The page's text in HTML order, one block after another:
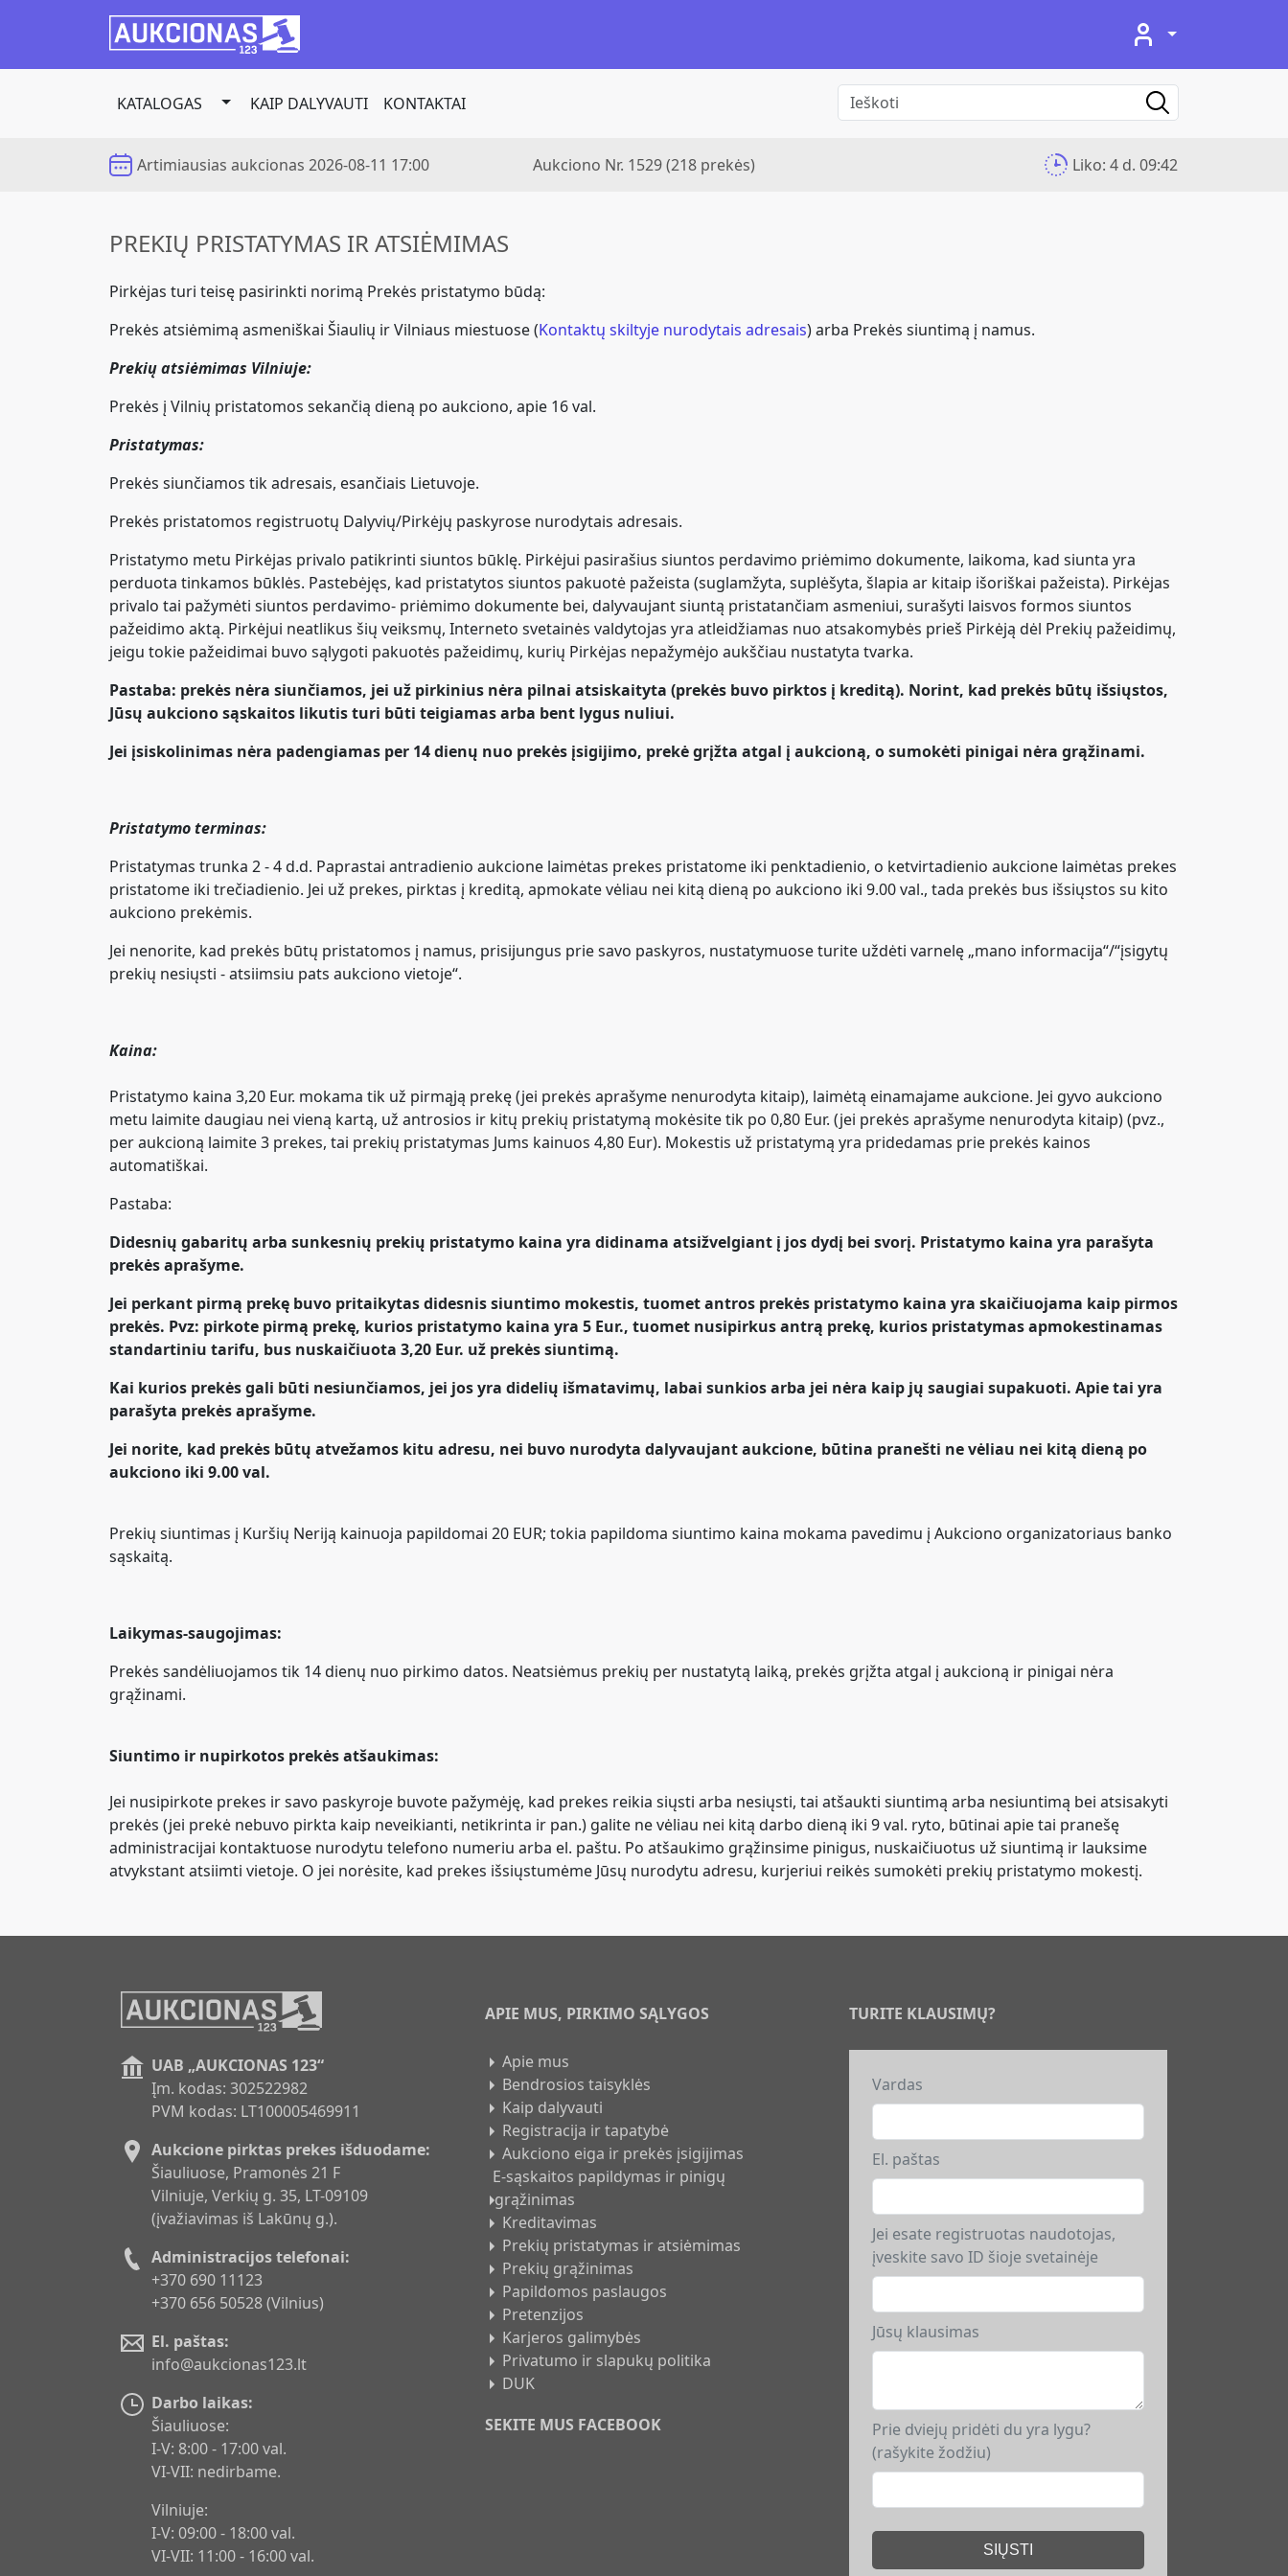
KATALOGAS Toggle Dropdown
KAIP DALYVAUTI KONTAKTAI
Artimiausias aukcionas 2026-08-11 17:00 Aukciono Nr. 1529(218 prekės) Liko: 4 d. 09:42
PREKIŲ PRISTATYMAS IR ATSIĖMIMAS
Pirkėjas turi teisę pasirinkti norimą Prekės pristatymo būdą:
Prekės atsiėmimą asmeniškai Šiaulių ir Vilniaus miestuose (Kontaktų skiltyje nurodytais adresais) arba Prekės siuntimą į namus.
Prekių atsiėmimas Vilniuje:
Prekės į Vilnių pristatomos sekančią dieną po aukciono, apie 16 val.
Pristatymas:
Prekės siunčiamos tik adresais, esančiais Lietuvoje.
Prekės pristatomos registruotų Dalyvių/Pirkėjų paskyrose nurodytais adresais.
Pristatymo metu Pirkėjas privalo patikrinti siuntos būklę. Pirkėjui pasirašius siuntos perdavimo priėmimo dokumente, laikoma, kad siunta yra
perduota tinkamos būklės. Pastebėjęs, kad pristatytos siuntos pakuotė pažeista (suglamžyta, suplėšyta, šlapia ar kitaip išoriškai pažeista). Pirkėjas
privalo tai pažymėti siuntos perdavimo- priėmimo dokumente bei, dalyvaujant siuntą pristatančiam asmeniui, surašyti laisvos formos siuntos
pažeidimo aktą. Pirkėjui neatlikus šių veiksmų, Interneto svetainės valdytojas yra atleidžiamas nuo atsakomybės prieš Pirkėją dėl Prekių pažeidimų,
jeigu tokie pažeidimai buvo sąlygoti pakuotės pažeidimų, kurių Pirkėjas nepažymėjo aukščiau nustatyta tvarka.
Pastaba: prekės nėra siunčiamos, jei už pirkinius nėra pilnai atsiskaityta (prekės buvo pirktos į kreditą). Norint, kad prekės būtų išsiųstos,
Jūsų aukciono sąskaitos likutis turi būti teigiamas arba bent lygus nuliui.
Jei įsiskolinimas nėra padengiamas per 14 dienų nuo prekės įsigijimo, prekė grįžta atgal į aukcioną, o sumokėti pinigai nėra grąžinami.
Pristatymo terminas:
Pristatymas trunka 2 - 4 d.d. Paprastai antradienio aukcione laimėtas prekes pristatome iki penktadienio, o ketvirtadienio aukcione laimėtas prekes
pristatome iki trečiadienio. Jei už prekes, pirktas į kreditą, apmokate vėliau nei kitą dieną po aukciono iki 9.00 val., tada prekės bus išsiųstos su kito
aukciono prekėmis.
Jei nenorite, kad prekės būtų pristatomos į namus, prisijungus prie savo paskyros, nustatymuose turite uždėti varnelę „mano informacija“/“įsigytų
prekių nesiųsti - atsiimsiu pats aukciono vietoje“.
Kaina:
Pristatymo kaina 3,20 Eur. mokama tik už pirmąją prekę (jei prekės aprašyme nenurodyta kitaip), laimėtą einamajame aukcione. Jei gyvo aukciono
metu laimite daugiau nei vieną kartą, už antrosios ir kitų prekių pristatymą mokėsite tik po 0,80 Eur. (jei prekės aprašyme nenurodyta kitaip) (pvz.,
per aukcioną laimite 3 prekes, tai prekių pristatymas Jums kainuos 4,80 Eur). Mokestis už pristatymą yra pridedamas prie prekės kainos
automatiškai.
Pastaba:
Didesnių gabaritų arba sunkesnių prekių pristatymo kaina yra didinama atsižvelgiant į jos dydį bei svorį. Pristatymo kaina yra parašyta
prekės aprašyme.
Jei perkant pirmą prekę buvo pritaikytas didesnis siuntimo mokestis, tuomet antros prekės pristatymo kaina yra skaičiuojama kaip pirmos
prekės. Pvz: pirkote pirmą prekę, kurios pristatymo kaina yra 5 Eur., tuomet nusipirkus antrą prekę, kurios pristatymas apmokestinamas
standartiniu tarifu, bus nuskaičiuota 3,20 Eur. už prekės siuntimą.
Kai kurios prekės gali būti nesiunčiamos, jei jos yra didelių išmatavimų, labai sunkios arba jei nėra kaip jų saugiai supakuoti. Apie tai yra
parašyta prekės aprašyme.
Jei norite, kad prekės būtų atvežamos kitu adresu, nei buvo nurodyta dalyvaujant aukcione, būtina pranešti ne vėliau nei kitą dieną po
aukciono iki 9.00 val.
Prekių siuntimas į Kuršių Neriją kainuoja papildomai 20 EUR; tokia papildoma siuntimo kaina mokama pavedimu į Aukciono organizatoriaus banko
sąskaitą.
Laikymas-saugojimas:
Prekės sandėliuojamos tik 14 dienų nuo pirkimo datos. Neatsiėmus prekių per nustatytą laiką, prekės grįžta atgal į aukcioną ir pinigai nėra
grąžinami.
Siuntimo ir nupirkotos prekės atšaukimas:
Jei nusipirkote prekes ir savo paskyroje buvote pažymėję, kad prekes reikia siųsti arba nesiųsti, tai atšaukti siuntimą arba nesiuntimą bei atsisakyti
prekės (jei prekė nebuvo pirkta kaip neveikianti, netikrinta ir pan.) galite ne vėliau nei kitą darbo dieną iki 9 val. ryto, būtinai apie tai pranešę
administracijai kontaktuose nurodytu telefono numeriu arba el. paštu. Po atšaukimo grąžinsime pinigus, nuskaičiuotus už siuntimą ir lauksime
atvykstant atsiimti vietoje. O jei norėsite, kad prekes išsiųstumėme Jūsų nurodytu adresu, kurjeriui reikės sumokėti prekių pristatymo mokestį.
UAB „AUKCIONAS 123“
Įm. kodas: 302522982
PVM kodas: LT100005469911
Aukcione pirktas prekes išduodame:
Šiauliuose, Pramonės 21 F
Vilniuje, Verkių g. 35, LT-09109
(įvažiavimas iš Lakūnų g.).
Administracijos telefonai:
+370 690 11123
+370 656 50528 (Vilnius)
El. paštas:
info@aukcionas123.lt
Darbo laikas:
Šiauliuose:
I-V: 8:00 - 17:00 val.
VI-VII: nedirbame.
Vilniuje:
I-V: 09:00 - 18:00 val.
VI-VII: 11:00 - 16:00 val.
APIE MUS, PIRKIMO SĄLYGOS
Apie mus
Bendrosios taisyklės
Kaip dalyvauti
Registracija ir tapatybė
Aukciono eiga ir prekės įsigijimas
E-sąskaitos papildymas ir pinigų
grąžinimas
Kreditavimas
Prekių pristatymas ir atsiėmimas
Prekių grąžinimas
Papildomos paslaugos
Pretenzijos
Karjeros galimybės
Privatumo ir slapukų politika
DUK
SEKITE MUS FACEBOOK
TURITE KLAUSIMŲ?
Vardas
El. paštas
Jei esate registruotas naudotojas,
įveskite savo ID šioje svetainėje
Jūsų klausimas
Prie dviejų pridėti du yra lygu?
(rašykite žodžiu)
SIŲSTI